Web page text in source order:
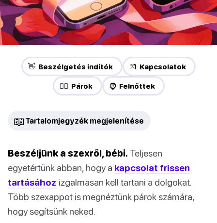
👋 Beszélgetés indítók 💏 Kapcsolatok
❤️‍🔥 Párok 🧔 Felnőttek
📖 Tartalomjegyzék megjelenítése
Beszéljünk a szexről, bébi. Teljesen
egyetértünk abban, hogy a kapcsolat frissen
tartásához izgalmasan kell tartani a dolgokat.
Több szexappot is megnéztünk párok számára,
hogy segítsünk neked.